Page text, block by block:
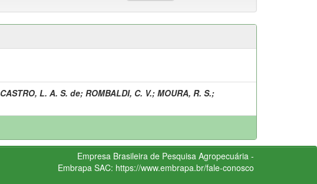
CASTRO, L. A. S. de; ROMBALDI, C. V.; MOURA, R. S.;
Empresa Brasileira de Pesquisa Agropecuária -
Embrapa SAC: https://www.embrapa.br/fale-conosco